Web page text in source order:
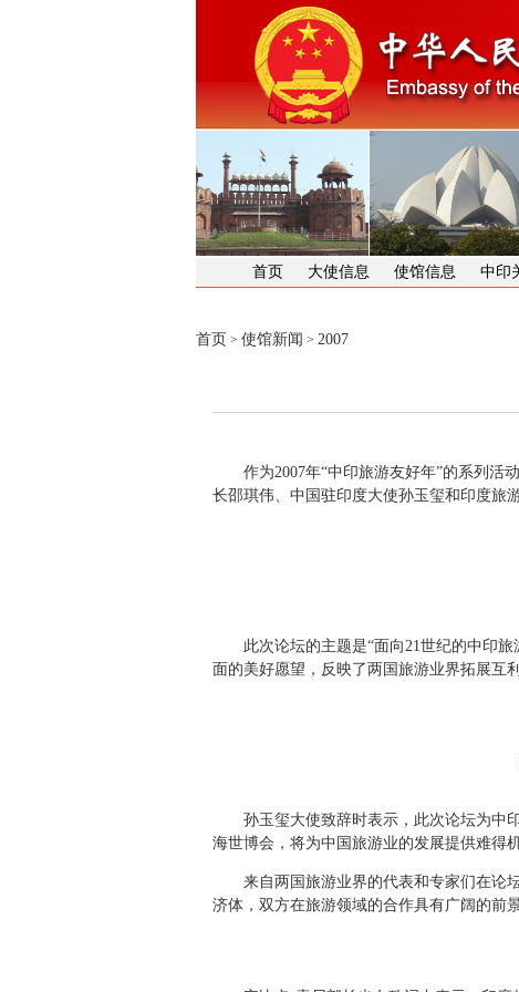
首页 大使信息 使馆信息 中印
首页 > 使馆新闻 > 2007
作为2007年“中印旅游友好年”的系列活动
长邵琪伟、中国驻印度大使孙玉玺和印度旅
此次论坛的主题是“面向21世纪的中印旅
面的美好愿望，反映了两国旅游业界拓展互
孙玉玺大使致辞时表示，此次论坛为中印
海世博会，将为中国旅游业的发展提供难得
来自两国旅游业界的代表和专家们在论坛
济体，双方在旅游领域的合作具有广阔的前